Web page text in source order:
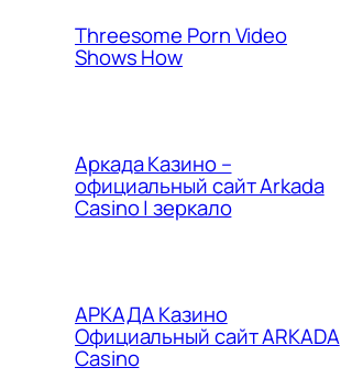
Threesome Porn Video
Shows How
Аркада Казино –
официальный сайт Arkada
Casino | зеркало
АРКАДА Казино
Официальный сайт ARKADA
Casino